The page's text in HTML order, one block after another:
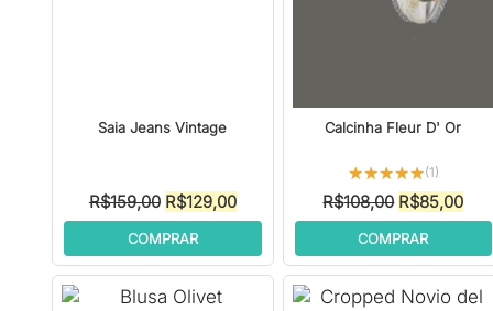
Saia Jeans Vintage
R$159,00 O
preço
original
era:
R$129,00O
preço
é:
R$129,00.
COMPRAR
Calcinha Fleur D' Or
★★★★★
★★★★★(1)
R$108,00 O
preço
original
era:
R$85,00O
é:
COMPRAR